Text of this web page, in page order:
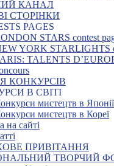
КАНАЛ
СТОРІНКИ
PAGES
STARS contest
YORK STARLIGHTS
TALENTS
КОНКУРСІВ
В СВІТІ
мистецтв в Японії
мистецтв в Кореї
на сайті
ПРИВІТАННЯ
ТВОРЧИЙ